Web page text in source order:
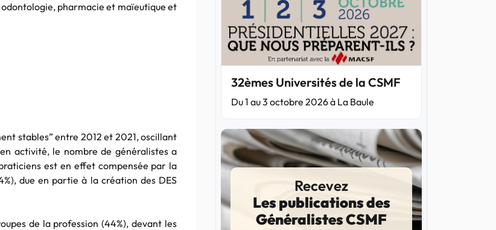
pharmacie et maïeutique et
stables” entre 2012 et 2021, oscillant
activité, le nombre de généralistes a
est en effet compensée par la
due en partie à la création des DES
de la profession (44%), devant les
32èmes Universités de la CSMF
Du 1 au 3 octobre 2026 à La Baule
Recevez
Les publications des
Généralistes CSMF